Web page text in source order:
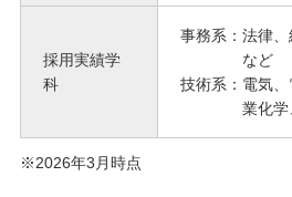
採用実績学
科
事務系：法律
など
技術系：電気
業化
※2026年3月時点